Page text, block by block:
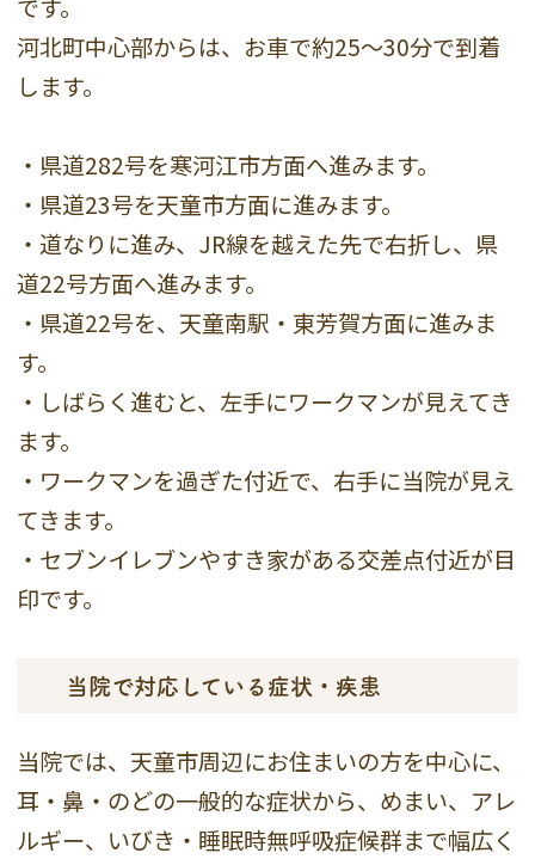
です。
河北町中心部からは、お車で約25～30分で到着
します。
・県道282号を寒河江市方面へ進みます。
・県道23号を天童市方面に進みます。
・道なりに進み、JR線を越えた先で右折し、県
道22号方面へ進みます。
・県道22号を、天童南駅・東芳賀方面に進みま
す。
・しばらく進むと、左手にワークマンが見えてき
ます。
・ワークマンを過ぎた付近で、右手に当院が見え
てきます。
・セブンイレブンやすき家がある交差点付近が目
印です。
当院で対応している症状・疾患
当院では、天童市周辺にお住まいの方を中心に、
耳・鼻・のどの一般的な症状から、めまい、アレ
ルギー、いびき・睡眠時無呼吸症候群まで幅広く